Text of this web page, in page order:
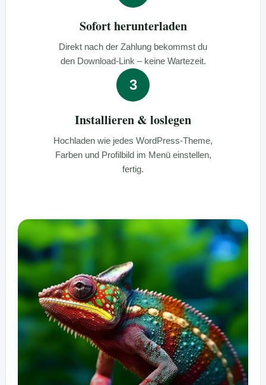
Sofort herunterladen
Direkt nach der Zahlung bekommst du
den Download-Link – keine Wartezeit.
3
Installieren & loslegen
Hochladen wie jedes WordPress-Theme,
Farben und Profilbild im Menü einstellen,
fertig.